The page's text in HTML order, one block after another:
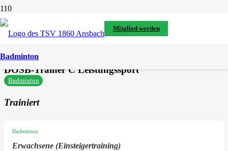
Mitglied werden
Badminton
alle Personen im TSV
Clemens Würth
DOSB-Trainer C Leistungssport
Badminton
Trainiert
Badminton
Erwachsene (Einsteigertraining)